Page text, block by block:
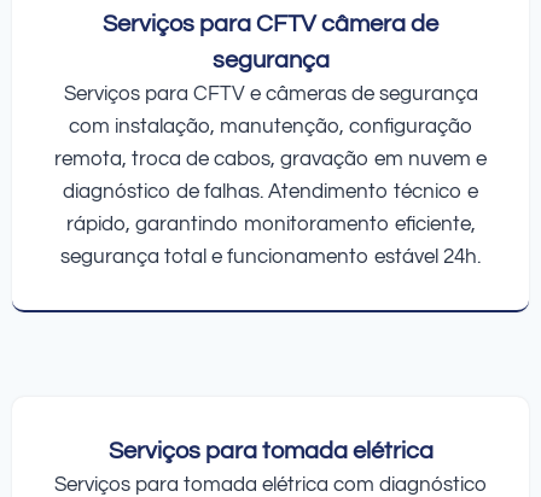
Serviços para CFTV câmera de
segurança
Serviços para CFTV e câmeras de segurança
com instalação, manutenção, configuração
remota, troca de cabos, gravação em nuvem e
diagnóstico de falhas. Atendimento técnico e
rápido, garantindo monitoramento eficiente,
segurança total e funcionamento estável 24h.
Serviços para tomada elétrica
Serviços para tomada elétrica com diagnóstico